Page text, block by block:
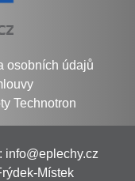
osobních údajů
Technotron
info@eplechy.cz
Místek